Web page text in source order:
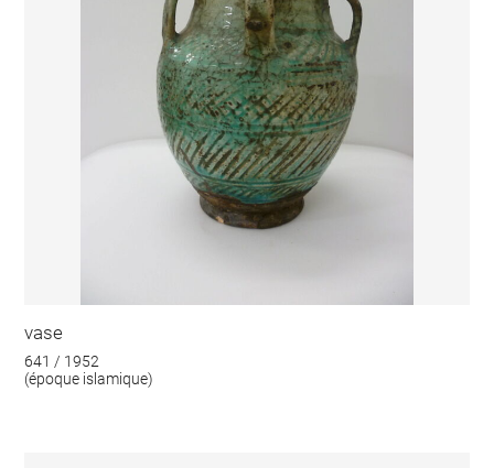
vase
641 / 1952
(époque islamique)